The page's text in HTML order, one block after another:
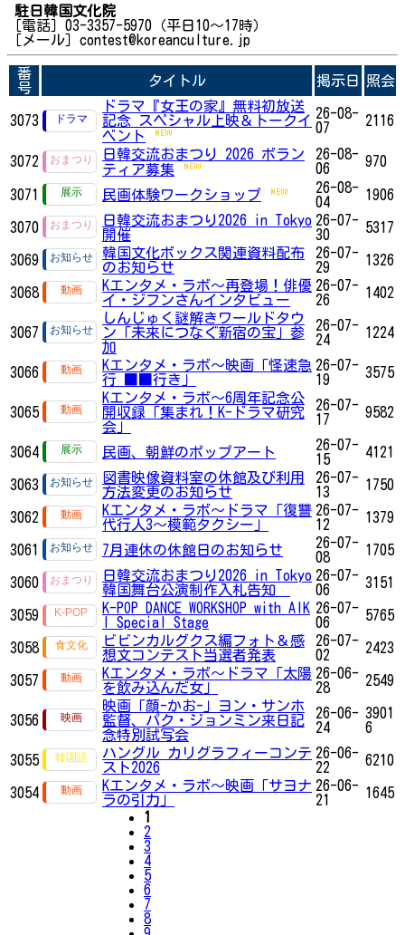
駐日韓国文化院
［電話］03-3357-5970（平日10～17時）
［メール］contest@koreanculture.jp
番
号
タイトル 掲示日 照会
3073
ドラマ『女王の家』無料初放送
記念 スペシャル上映＆トークイ
ベント
26-08-
07
2116
3072
日韓交流おまつり 2026 ボラン
ティア募集
26-08-
06
970
3071 民画体験ワークショップ
26-08-
04
1906
3070
日韓交流おまつり2026 in Tokyo
開催
26-07-
30
5317
3069
韓国文化ボックス関連資料配布
のお知らせ
26-07-
29
1326
3068
Kエンタメ・ラボ～再登場！俳優
イ・ジフンさんインタビュー
26-07-
26
1402
3067
しんじゅく謎解きワールドタウ
ン「未来につなぐ新宿の宝」参
加
26-07-
24
1224
3066
Kエンタメ・ラボ～映画「怪速急
行 ■■行き」
26-07-
19
3575
3065
Kエンタメ・ラボ～6周年記念公
開収録「集まれ！K-ドラマ研究
会」
26-07-
17
9582
3064 民画、朝鮮のポップアート
26-07-
15
4121
3063
図書映像資料室の休館及び利用
方法変更のお知らせ
26-07-
13
1750
3062
Kエンタメ・ラボ～ドラマ「復讐
代行人3～模範タクシー」
26-07-
12
1379
3061 7月連休の休館日のお知らせ
26-07-
08
1705
3060
日韓交流おまつり2026 in Tokyo
韓国舞台公演制作入札告知
26-07-
06
3151
3059
K-POP DANCE WORKSHOP with AIK
I Special Stage
26-07-
06
5765
3058
ビビンカルグクス編フォト＆感
想文コンテスト当選者発表
26-07-
02
2423
3057
Kエンタメ・ラボ～ドラマ「太陽
を飲み込んだ女」
26-06-
28
2549
3056
映画「顔-かお-」ヨン・サンホ
監督、パク・ジョンミン来日記
念特別試写会
26-06-
24
3901
6
3055
ハングル カリグラフィーコンテ
スト2026
26-06-
22
6210
3054
Kエンタメ・ラボ～映画「サヨナ
ラの引力」
26-06-
21
1645
1
2
3
4
5
6
7
8